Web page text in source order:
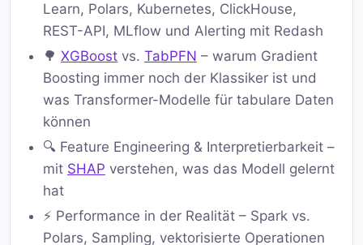
Learn, Polars, Kubernetes, ClickHouse,
REST-API, MLflow und Alerting mit Redash
🌳 XGBoost vs. TabPFN – warum Gradient
Boosting immer noch der Klassiker ist und
was Transformer-Modelle für tabulare Daten
können
🔍 Feature Engineering & Interpretierbarkeit –
mit SHAP verstehen, was das Modell gelernt
hat
⚡ Performance in der Realität – Spark vs.
Polars, Sampling, vektorisierte Operationen